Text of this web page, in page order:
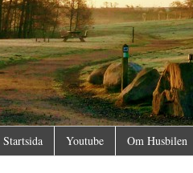
Startsida Youtube Om Husbilen